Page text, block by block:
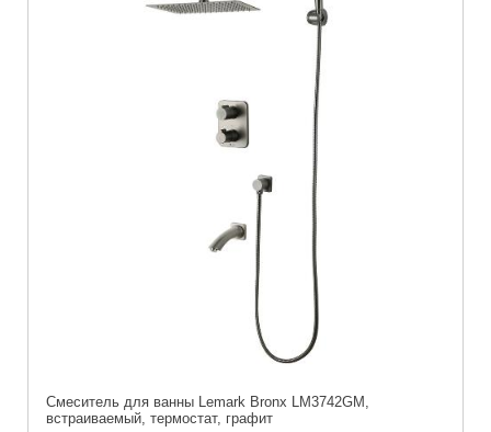
Смеситель для ванны Lemark Bronx LM3742GM,
встраиваемый, термостат, графит